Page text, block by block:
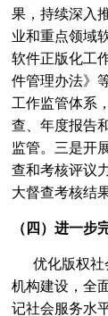
果，持续深入
业和重点领域
软件正版化工
件管理办法》
工作监管体系
查、年度报告
监管。三是开
查和考核评议
大督查考核结
（四）进一步
优化版权社
机构建设，全
记社会服务水